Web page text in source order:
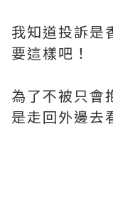
我知道投訴是
要這樣吧！
為了不被只會
是走回外邊去